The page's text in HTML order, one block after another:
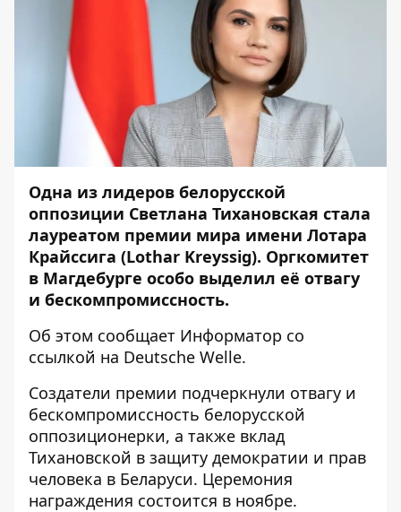
Одна из лидеров белорусской
оппозиции Светлана Тихановская стала
лауреатом премии мира имени Лотара
Крайссига (Lothar Kreyssig). Оргкомитет
в Магдебурге особо выделил её отвагу
и бескомпромиссность.
Об этом сообщает Информатор со
ссылкой на Deutsche Welle.
Создатели премии подчеркнули отвагу и
бескомпромиссность белорусской
оппозиционерки, а также вклад
Тихановской в защиту демократии и прав
человека в Беларуси. Церемония
награждения состоится в ноябре.